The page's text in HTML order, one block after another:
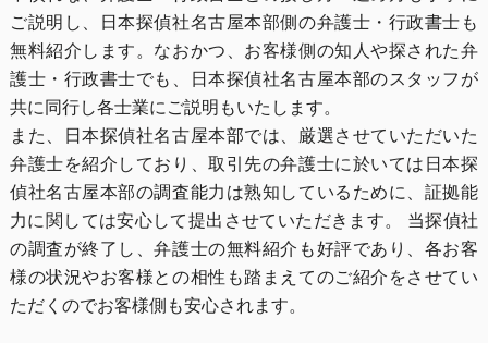
ご説明し、日本探偵社名古屋本部側の弁護士・行政書士も
無料紹介します。なおかつ、お客様側の知人や探された弁
護士・行政書士でも、日本探偵社名古屋本部のスタッフが
共に同行し各士業にご説明もいたします。
また、日本探偵社名古屋本部では、厳選させていただいた
弁護士を紹介しており、取引先の弁護士に於いては日本探
偵社名古屋本部の調査能力は熟知しているために、証拠能
力に関しては安心して提出させていただきます。 当探偵社
の調査が終了し、弁護士の無料紹介も好評であり、各お客
様の状況やお客様との相性も踏まえてのご紹介をさせてい
ただくのでお客様側も安心されます。